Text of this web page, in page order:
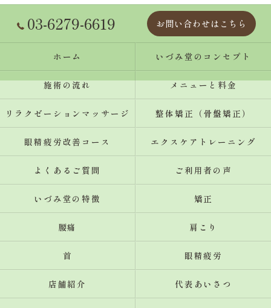
03-6279-6619 お問い合わせはこちら
ホーム いづみ堂のコンセプト
施術の流れ メニューと料金
リラクゼーションマッサージ 整体矯正（骨盤矯正）
眼精疲労改善コース エクスケアトレーニング
よくあるご質問 ご利用者の声
いづみ堂の特徴 矯正
腰痛 肩こり
首 眼精疲労
店舗紹介 代表あいさつ